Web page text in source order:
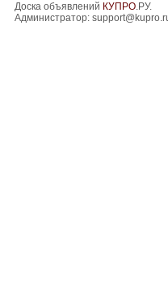
Доска объявлений КУПРО.РУ.
Администратор: